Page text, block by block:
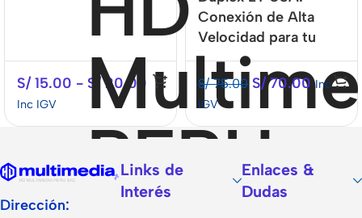
S/15.00 - S/20.00
Inc IGV
Conexión de Alta
Velocidad para tu
Red
S/75.00 S/70.00 Inc
IGV
Dirección:
Links de
Interés
Enlaces &
Dudas